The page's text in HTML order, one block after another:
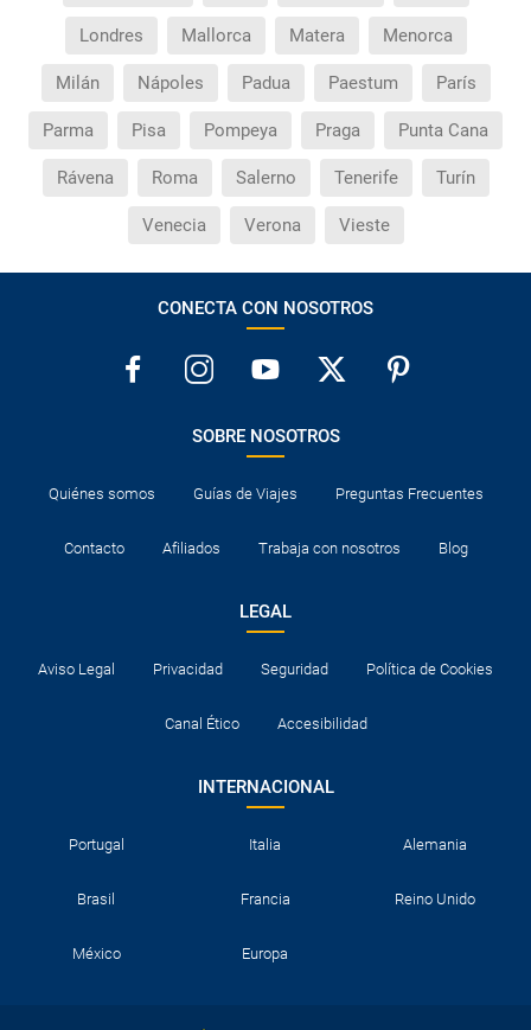
Londres Mallorca Matera Menorca
Milán Nápoles Padua Paestum París
Parma Pisa Pompeya Praga Punta Cana
Rávena Roma Salerno Tenerife Turín
Venecia Verona Vieste
CONECTA CON NOSOTROS
SOBRE NOSOTROS
Quiénes somos Guías de Viajes Preguntas Frecuentes
Contacto Afiliados Trabaja con nosotros Blog
LEGAL
Aviso Legal Privacidad Seguridad Política de Cookies
Canal Ético Accesibilidad
INTERNACIONAL
Portugal Italia Alemania
Brasil Francia Reino Unido
México Europa